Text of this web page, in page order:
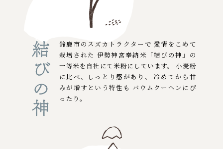
鈴鹿市のスズカトラクターで 愛情をこめて
栽培された 伊勢神宮奉納米「結びの神」の
一等米を自社にて米粉にしています。
小麦粉
に比べ、しっとり感があり、
冷めてから甘
みが増すという特性も バウムクーヘンにぴ
ったり。